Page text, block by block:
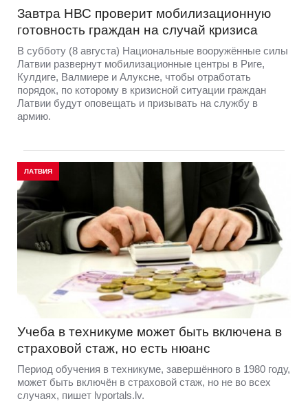
Завтра НВС проверит мобилизационную
готовность граждан на случай кризиса
В субботу (8 августа) Национальные вооружённые силы
Латвии развернут мобилизационные центры в Риге,
Кулдиге, Валмиере и Алуксне, чтобы отработать
порядок, по которому в кризисной ситуации граждан
Латвии будут оповещать и призывать на службу в
армию.
ЛАТВИЯ
Учеба в техникуме может быть включена в
страховой стаж, но есть нюанс
Период обучения в техникуме, завершённого в 1980 году,
может быть включён в страховой стаж, но не во всех
случаях, пишет lvportals.lv.